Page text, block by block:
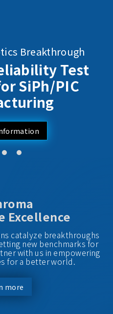
Breakthrough
Test
SiPh/PIC
Excellence
catalyze breakthroughs
new benchmarks for
with us in empowering
for a better world.
more